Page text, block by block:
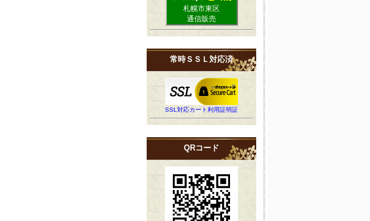
札幌市東区
通信販売
常時ＳＳＬ対応済
SSL対応カート利用証明証
QRコード